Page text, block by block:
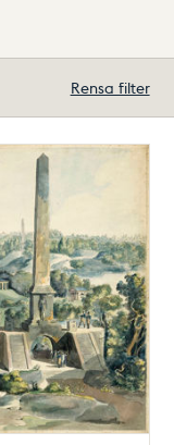
Rensa filter